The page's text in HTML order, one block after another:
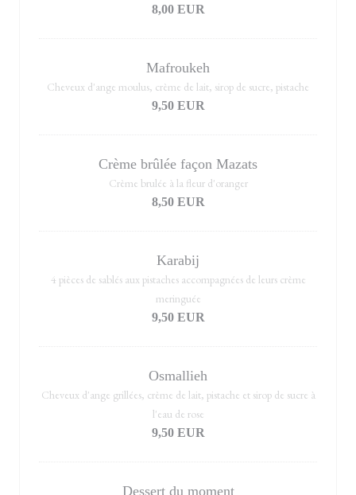
8,00 EUR
Mafroukeh
Cheveux d'ange moulus, crème de lait, sirop de sucre, pistache
9,50 EUR
Crème brûlée façon Mazats
Crème brulée à la fleur d'oranger
8,50 EUR
Karabij
4 pièces de sablés aux pistaches accompagnées de leurs crème
meringuée
9,50 EUR
Osmallieh
Cheveux d'ange grillées, crème de lait, pistache et sirop de sucre à
l'eau de rose
9,50 EUR
Dessert du moment